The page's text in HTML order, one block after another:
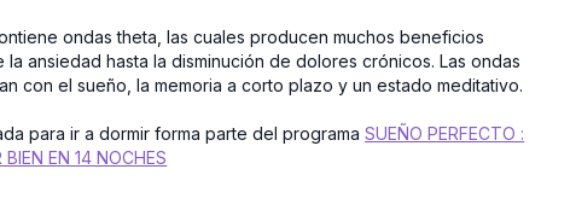
ondas theta, las cuales producen muchos beneficios
ansiedad hasta la disminución de dolores crónicos. Las ondas
con el sueño, la memoria a corto plazo y un estado meditativo.
para ir a dormir forma parte del programaSUEÑO PERFECTO :
EN 14 NOCHES
Guiada